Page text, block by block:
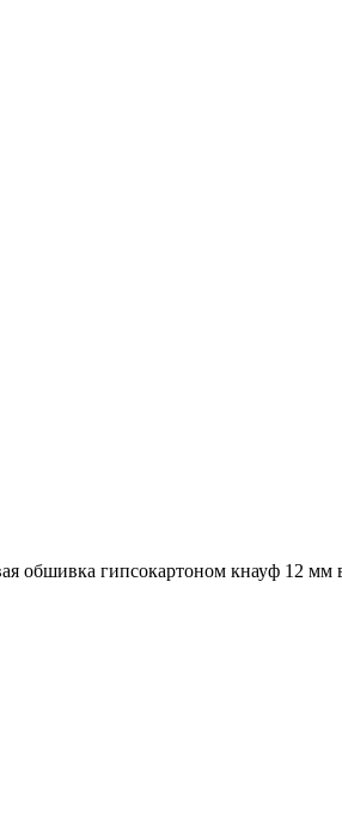
обшивка гипсокартоном кнауф 12 мм